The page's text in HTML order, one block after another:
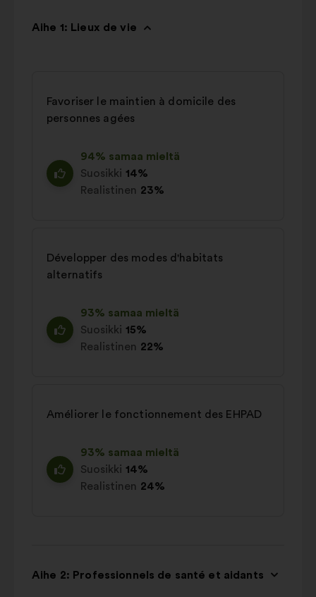
Aihe 1: Lieux de vie
Favoriser le maintien à domicile des
personnes agées
94% samaa mieltä
Suosikki 14%
Realistinen 23%
Développer des modes d'habitats
alternatifs
93% samaa mieltä
Suosikki 15%
Realistinen 22%
Améliorer le fonctionnement des EHPAD
93% samaa mieltä
Suosikki 14%
Realistinen 24%
Aihe 2: Professionnels de santé et aidants